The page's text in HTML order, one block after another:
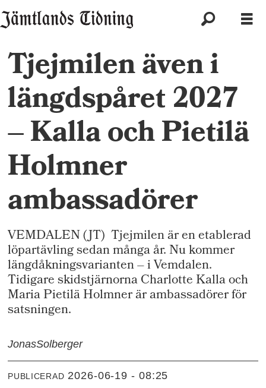
Tjejmilen även i
längdspåret 2027
– Kalla och Pietilä
Holmner
ambassadörer
VEMDALEN (JT) Tjejmilen är en etablerad
löpartävling sedan många år. Nu kommer
längdåkningsvarianten – i Vemdalen.
Tidigare skidstjärnorna Charlotte Kalla och
Maria Pietilä Holmner är ambassadörer för
satsningen.
JonasSolberger
PUBLICERAD 2026-06-19 - 08:25